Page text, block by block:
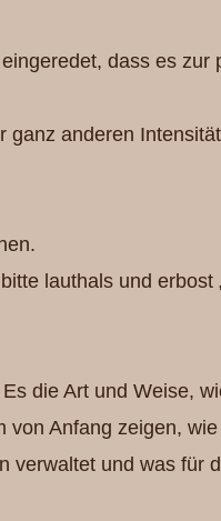
dass es zur
ganz anderen
lauthals und erbost
die Art und Weise,
Anfang zeigen,
verwaltet und was für